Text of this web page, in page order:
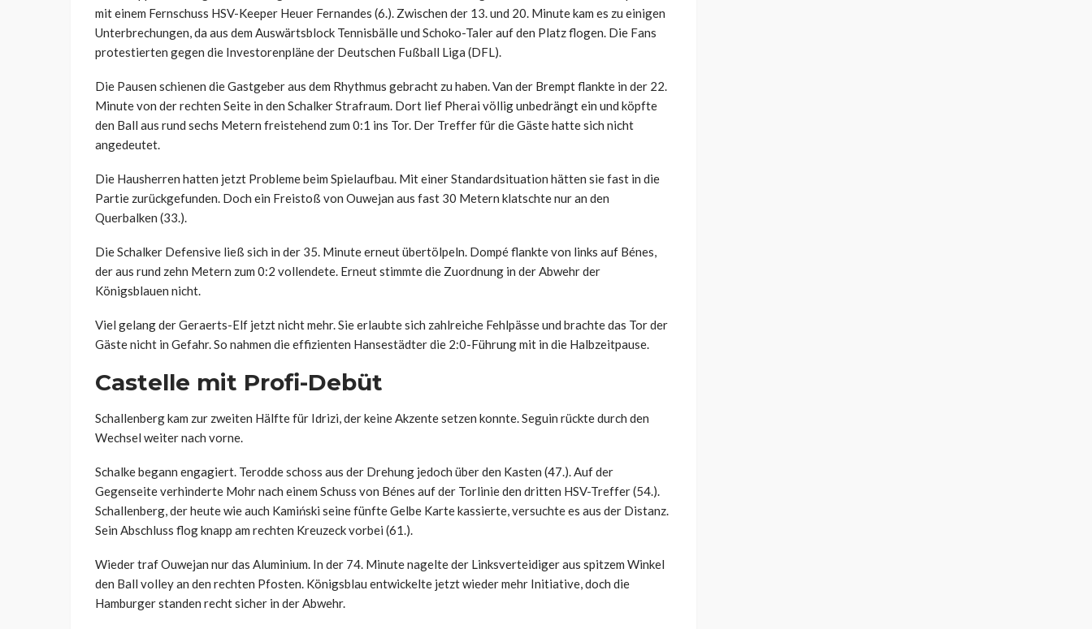
mit einem Fernschuss HSV-Keeper Heuer Fernandes (6.). Zwischen der 13. und 20. Minute kam es zu einigen
Unterbrechungen, da aus dem Auswärtsblock Tennisbälle und Schoko-Taler auf den Platz flogen. Die Fans
protestierten gegen die Investorenpläne der Deutschen Fußball Liga (DFL).
Die Pausen schienen die Gastgeber aus dem Rhythmus gebracht zu haben. Van der Brempt flankte in der 22.
Minute von der rechten Seite in den Schalker Strafraum. Dort lief Pherai völlig unbedrängt ein und köpfte
den Ball aus rund sechs Metern freistehend zum 0:1 ins Tor. Der Treffer für die Gäste hatte sich nicht
angedeutet.
Die Hausherren hatten jetzt Probleme beim Spielaufbau. Mit einer Standardsituation hätten sie fast in die
Partie zurückgefunden. Doch ein Freistoß von Ouwejan aus fast 30 Metern klatschte nur an den
Querbalken (33.).
Die Schalker Defensive ließ sich in der 35. Minute erneut übertölpeln. Dompé flankte von links auf Bénes,
der aus rund zehn Metern zum 0:2 vollendete. Erneut stimmte die Zuordnung in der Abwehr der
Königsblauen nicht.
Viel gelang der Geraerts-Elf jetzt nicht mehr. Sie erlaubte sich zahlreiche Fehlpässe und brachte das Tor der
Gäste nicht in Gefahr. So nahmen die effizienten Hansestädter die 2:0-Führung mit in die Halbzeitpause.
Castelle mit Profi-Debüt
Schallenberg kam zur zweiten Hälfte für Idrizi, der keine Akzente setzen konnte. Seguin rückte durch den
Wechsel weiter nach vorne.
Schalke begann engagiert. Terodde schoss aus der Drehung jedoch über den Kasten (47.). Auf der
Gegenseite verhinderte Mohr nach einem Schuss von Bénes auf der Torlinie den dritten HSV-Treffer (54.).
Schallenberg, der heute wie auch Kamiński seine fünfte Gelbe Karte kassierte, versuchte es aus der Distanz.
Sein Abschluss flog knapp am rechten Kreuzeck vorbei (61.).
Wieder traf Ouwejan nur das Aluminium. In der 74. Minute nagelte der Linksverteidiger aus spitzem Winkel
den Ball volley an den rechten Pfosten. Königsblau entwickelte jetzt wieder mehr Initiative, doch die
Hamburger standen recht sicher in der Abwehr.